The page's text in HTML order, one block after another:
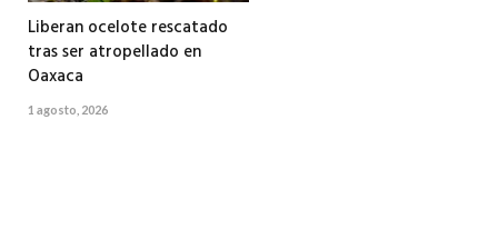
Liberan ocelote rescatado
tras ser atropellado en
Oaxaca
1 agosto, 2026